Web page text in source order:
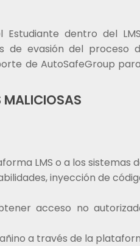
dentro del
de evasión del proceso
de AutoSafeGroup
MALICIOSAS
LMS o a los sistemas
inyección de
acceso no
a través de la